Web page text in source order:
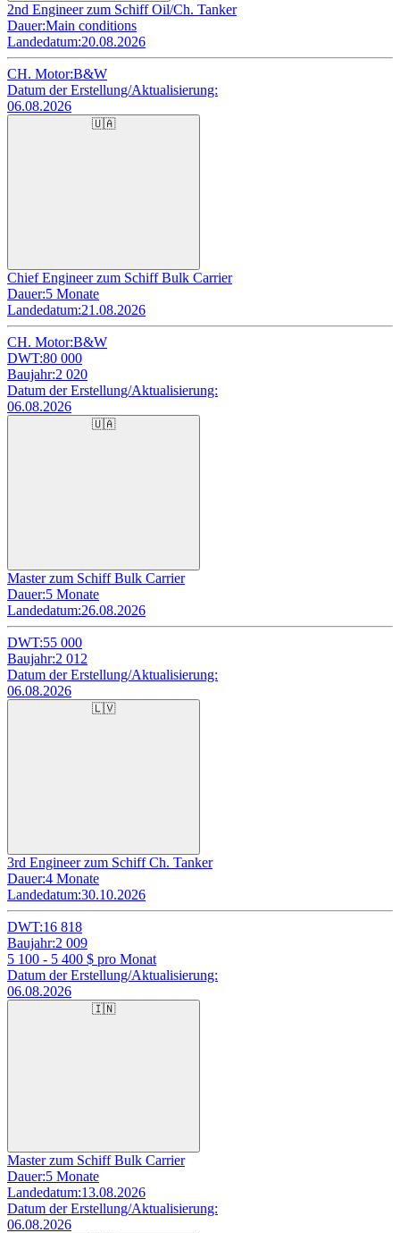
2nd Engineer zum Schiff Oil/Ch. Tanker
Dauer:Main conditions
Landedatum:20.08.2026
CH. Motor:B&W
Datum der Erstellung/Aktualisierung:
06.08.2026
🇺🇦
Chief Engineer zum Schiff Bulk Carrier
Dauer:5 Monate
Landedatum:21.08.2026
CH. Motor:B&W
DWT:80 000
Baujahr:2 020
Datum der Erstellung/Aktualisierung:
06.08.2026
🇺🇦
Master zum Schiff Bulk Carrier
Dauer:5 Monate
Landedatum:26.08.2026
DWT:55 000
Baujahr:2 012
Datum der Erstellung/Aktualisierung:
06.08.2026
🇱🇻
3rd Engineer zum Schiff Ch. Tanker
Dauer:4 Monate
Landedatum:30.10.2026
DWT:16 818
Baujahr:2 009
5 100 - 5 400 $ pro Monat
Datum der Erstellung/Aktualisierung:
06.08.2026
🇮🇳
Master zum Schiff Bulk Carrier
Dauer:5 Monate
Landedatum:13.08.2026
Datum der Erstellung/Aktualisierung:
06.08.2026